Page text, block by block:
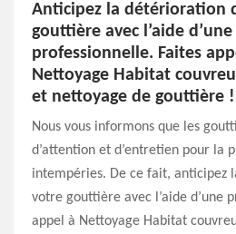
Anticipez la détérioration
gouttière avec l’aide d’une
professionnelle. Faites
Nettoyage Habitat
et nettoyage de gouttière !
Nous vous informons que les
d’attention et d’entretien pour la
intempéries. De ce fait, anticipez
votre gouttière avec l’aide d’une
appel à Nettoyage Habitat